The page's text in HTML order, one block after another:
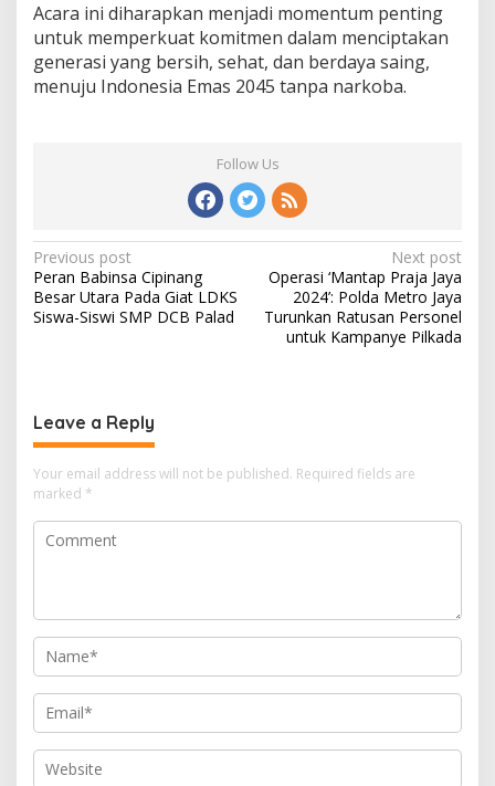
Acara ini diharapkan menjadi momentum penting
untuk memperkuat komitmen dalam menciptakan
generasi yang bersih, sehat, dan berdaya saing,
menuju Indonesia Emas 2045 tanpa narkoba.
Follow Us
Post
navigation
Previous post
Peran Babinsa Cipinang
Besar Utara Pada Giat LDKS
Siswa-Siswi SMP DCB Palad
Next post
Operasi ‘Mantap Praja Jaya
2024’: Polda Metro Jaya
Turunkan Ratusan Personel
untuk Kampanye Pilkada
Leave a Reply
Your email address will not be published. Required fields are
marked *